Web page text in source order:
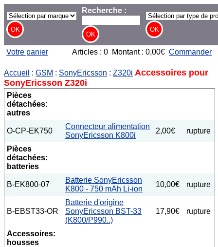
Recherche :
Votre panier Articles : 0 Montant : 0,00€ Commander
Accueil : GSM : SonyEricsson : Z320i Accessoires pour
SonyEricsson Z320i
Pièces
détachées:
autres
O-CP-EK750
Connecteur alimentation
SonyEricsson K800i
2,00€ rupture
Pièces
détachées:
batteries
B-EK800-07
Batterie SonyEricsson
K800 - 750 mAh Li-ion
10,00€ rupture
B-EBST33-OR
Batterie d'origine
SonyEricsson BST-33
(K800/P990..)
17,90€ rupture
Accessoires:
housses